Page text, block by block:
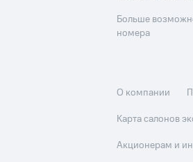
Больше
номера
О компании
Карта салонов
Акционерам и